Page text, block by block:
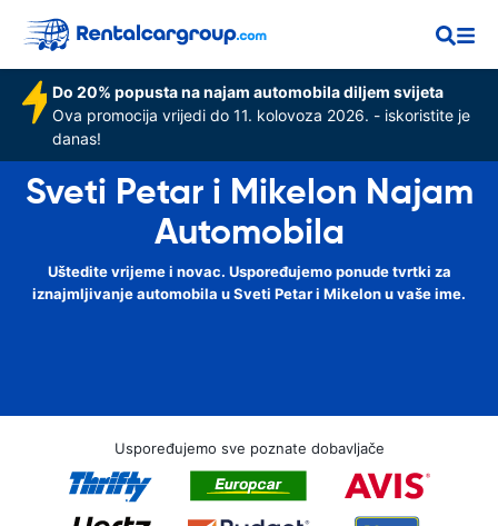
Do 20% popusta na najam automobila diljem svijeta
Ova promocija vrijedi do 11. kolovoza 2026. - iskoristite je
danas!
Sveti Petar i Mikelon Najam
Automobila
Uštedite vrijeme i novac. Uspoređujemo ponude tvrtki za
iznajmljivanje automobila u Sveti Petar i Mikelon u vaše ime.
Uspoređujemo sve poznate dobavljače